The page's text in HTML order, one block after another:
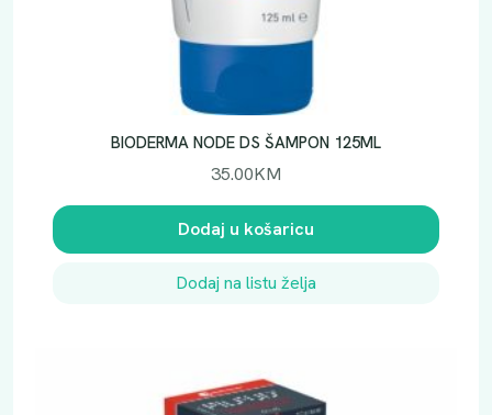
BIODERMA NODE DS ŠAMPON 125ML
35.00KM
Dodaj u košaricu
Dodaj na listu želja